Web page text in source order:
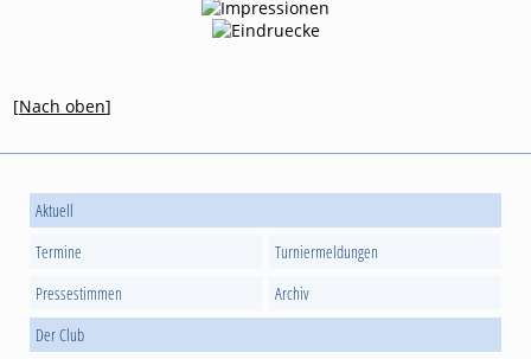
[Nach oben]
Aktuell
Termine
Turniermeldungen
Pressestimmen
Archiv
Der Club